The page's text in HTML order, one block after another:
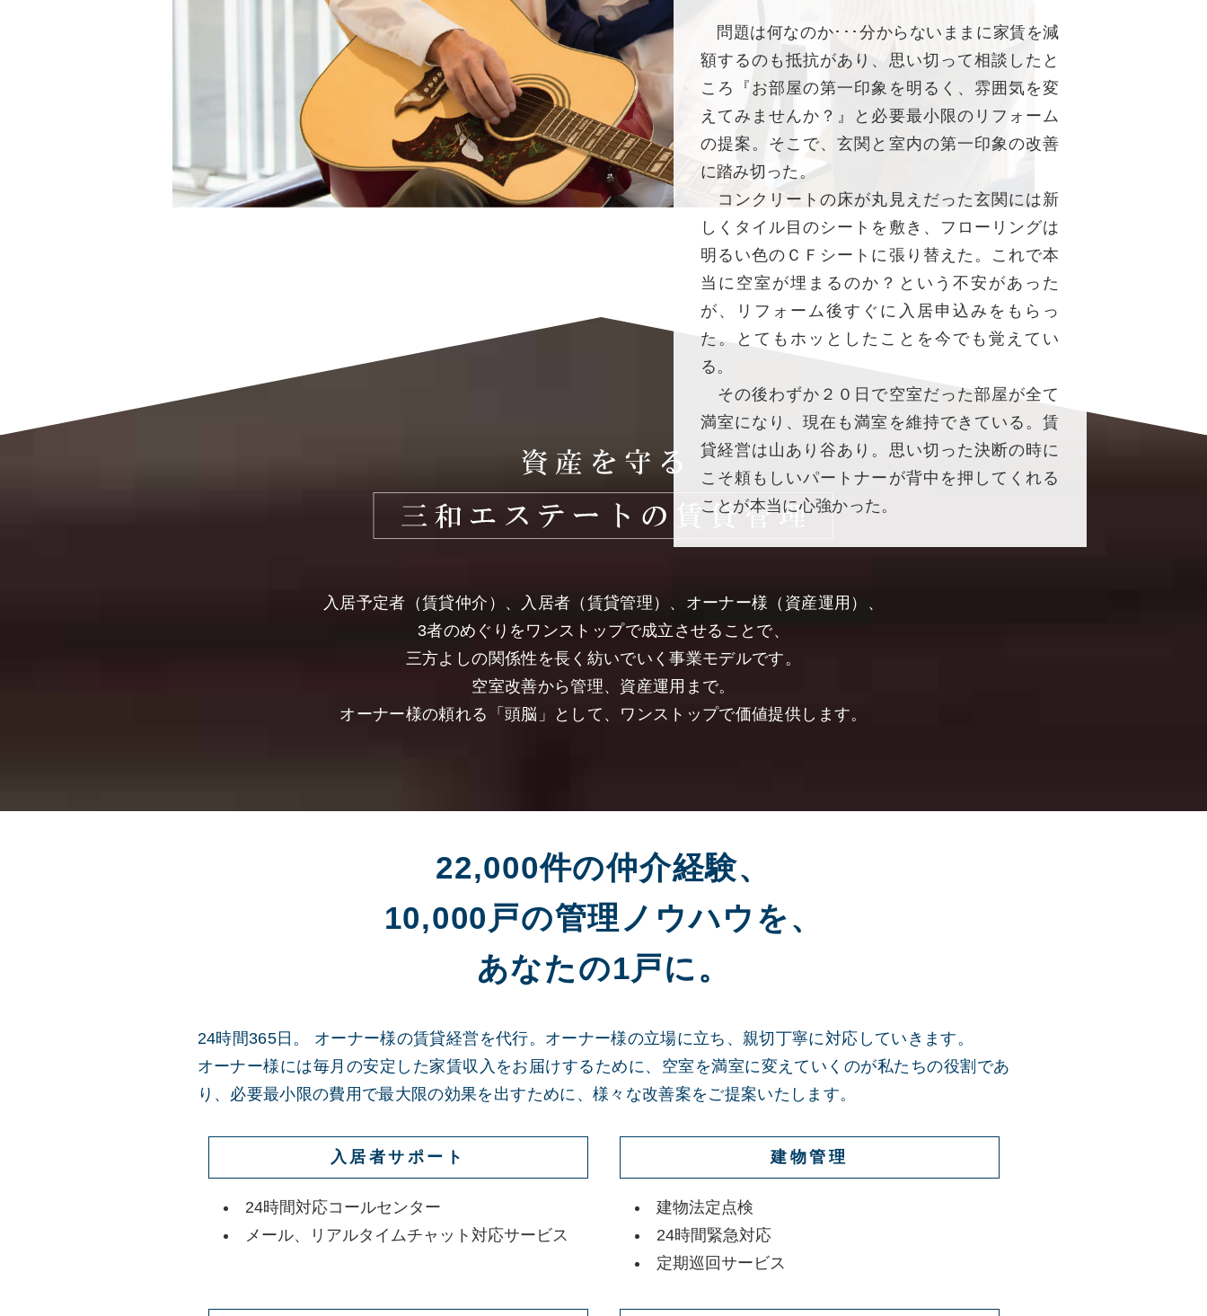
問題は何なのか･･･分からないままに家賃を減
額するのも抵抗があり、思い切って相談したと
ころ『お部屋の第一印象を明るく、雰囲気を変
えてみませんか？』と必要最小限のリフォーム
の提案。そこで、玄関と室内の第一印象の改善
に踏み切った。
コンクリートの床が丸見えだった玄関には新
しくタイル目のシートを敷き、フローリングは
明るい色のＣＦシートに張り替えた。これで本
当に空室が埋まるのか？という不安があった
が、リフォーム後すぐに入居申込みをもらっ
た。とてもホッとしたことを今でも覚えてい
る。
その後わずか２０日で空室だった部屋が全て
満室になり、現在も満室を維持できている。賃
貸経営は山あり谷あり。思い切った決断の時に
こそ頼もしいパートナーが背中を押してくれる
ことが本当に心強かった。
入居予定者（賃貸仲介）、入居者（賃貸管理）、オーナー様（資産運用）、
3者のめぐりをワンストップで成立させることで、
三方よしの関係性を長く紡いでいく事業モデルです。
空室改善から管理、資産運用まで。
オーナー様の頼れる「頭脳」として、ワンストップで価値提供します。
22,000件の仲介経験、
10,000戸の管理ノウハウを、
あなたの1戸に。
24時間365日。 オーナー様の賃貸経営を代行。オーナー様の立場に立ち、親切丁寧に対応していきます。
オーナー様には毎月の安定した家賃収入をお届けするために、空室を満室に変えていくのが私たちの役割であ
り、必要最小限の費用で最大限の効果を出すために、様々な改善案をご提案いたします。
入居者サポート
24時間対応コールセンター
メール、リアルタイムチャット対応サービス
建物管理
建物法定点検
24時間緊急対応
定期巡回サービス